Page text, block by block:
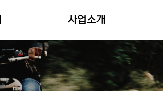
사업소개
소형화물(다마스,라보)